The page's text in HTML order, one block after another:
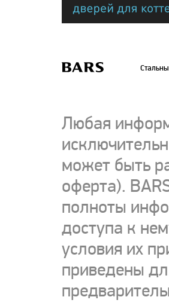
Любая
может быть
оферта).
полноты
доступа к
условия их
приведены